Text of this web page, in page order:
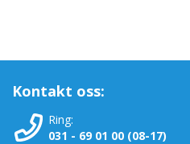
Kontakt oss:
Ring:
031 - 69 01 00 (08-17)